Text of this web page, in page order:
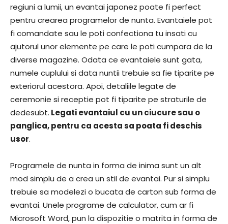
regiuni a lumii, un evantai japonez poate fi perfect
pentru crearea programelor de nunta. Evantaiele pot
fi comandate sau le poti confectiona tu insati cu
ajutorul unor elemente pe care le poti cumpara de la
diverse magazine. Odata ce evantaiele sunt gata,
numele cuplului si data nuntii trebuie sa fie tiparite pe
exteriorul acestora. Apoi, detaliile legate de
ceremonie si receptie pot fi tiparite pe straturile de
dedesubt. Legati evantaiul cu un ciucure sau o
panglica, pentru ca acesta sa poata fi deschis
usor.
Programele de nunta in forma de inima sunt un alt
mod simplu de a crea un stil de evantai. Pur si simplu
trebuie sa modelezi o bucata de carton sub forma de
evantai. Unele programe de calculator, cum ar fi
Microsoft Word, pun la dispozitie o matrita in forma de